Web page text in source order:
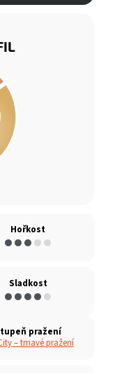
Hořkost
●●●●●
Sladkost
●●●●●
pražení
– tmavé pražení